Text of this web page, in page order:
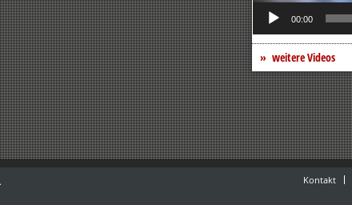
00:00
weitere Videos
Kontakt